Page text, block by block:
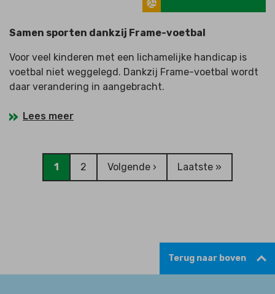
Samen sporten dankzij Frame-voetbal
Voor veel kinderen met een lichamelijke handicap is
voetbal niet weggelegd. Dankzij Frame-voetbal wordt
daar verandering in aangebracht.
Lees meer
Paginering
Huidige
pagina
1 Page
2
Volgende
pagina
Volgende ›
Laatste
pagina
Laatste »
Terug naar boven